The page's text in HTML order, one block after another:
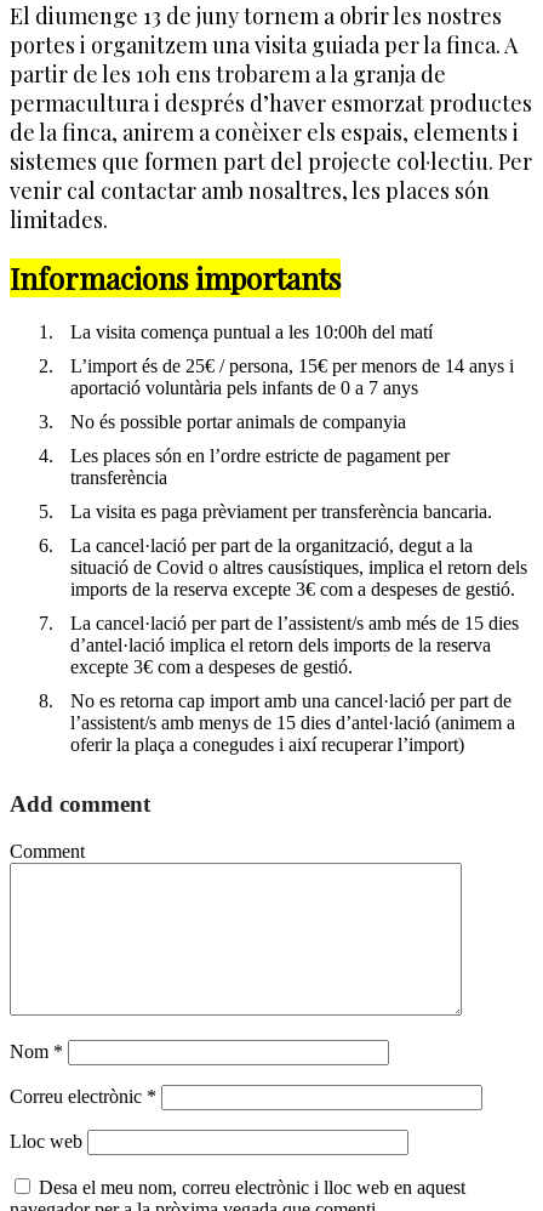
El diumenge 13 de juny tornem a obrir les nostres
portes i organitzem una visita guiada per la finca. A
partir de les 10h ens trobarem a la granja de
permacultura i després d’haver esmorzat productes
de la finca, anirem a conèixer els espais, elements i
sistemes que formen part del projecte col·lectiu. Per
venir cal contactar amb nosaltres, les places són
limitades.
Informacions importants
La visita comença puntual a les 10:00h del matí
L’import és de 25€ / persona, 15€ per menors de 14 anys i
aportació voluntària pels infants de 0 a 7 anys
No és possible portar animals de companyia
Les places són en l’ordre estricte de pagament per
transferència
La visita es paga prèviament per transferència bancaria.
La cancel·lació per part de la organització, degut a la
situació de Covid o altres causístiques, implica el retorn dels
imports de la reserva excepte 3€ com a despeses de gestió.
La cancel·lació per part de l’assistent/s amb més de 15 dies
d’antel·lació implica el retorn dels imports de la reserva
excepte 3€ com a despeses de gestió.
No es retorna cap import amb una cancel·lació per part de
l’assistent/s amb menys de 15 dies d’antel·lació (animem a
oferir la plaça a conegudes i així recuperar l’import)
Add comment
Comment
Nom *
Correu electrònic *
Lloc web
Desa el meu nom, correu electrònic i lloc web en aquest